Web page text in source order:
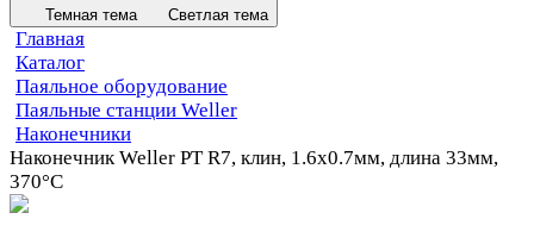
Темная тема Светлая тема
Главная
Каталог
Паяльное оборудование
Паяльные станции Weller
Наконечники
Наконечник Weller PT R7, клин, 1.6х0.7мм, длина 33мм,
370°C